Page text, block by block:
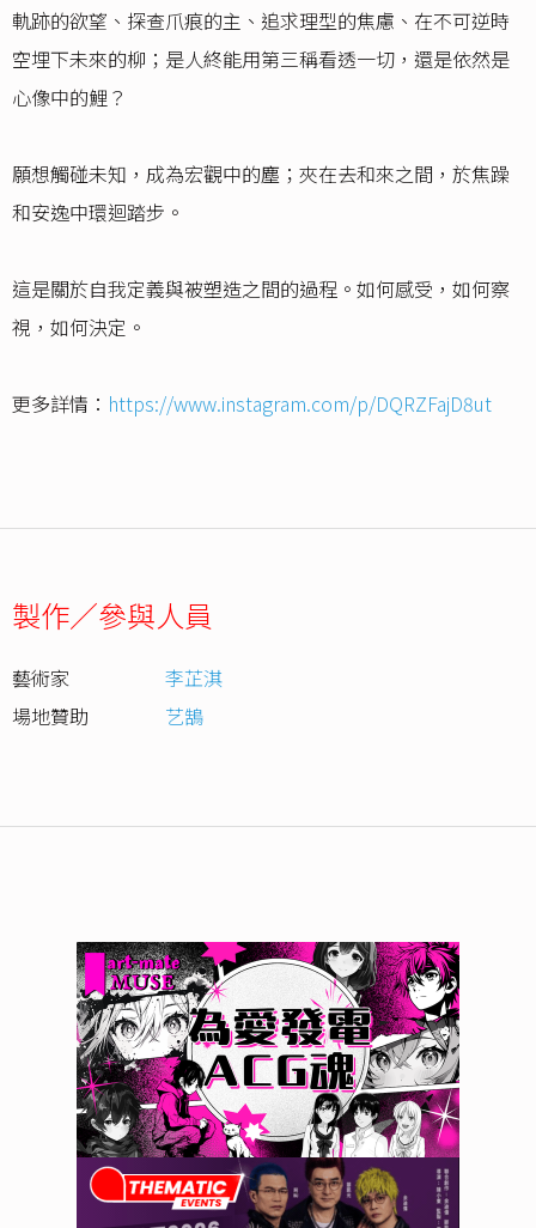
軌跡的欲望、探查爪痕的主、追求理型的焦慮、在不可逆時
空埋下未來的柳；是人終能用第三稱看透一切，還是依然是
心像中的鯉？
願想觸碰未知，成為宏觀中的塵；夾在去和來之間，於焦躁
和安逸中環迴踏步。
這是關於自我定義與被塑造之間的過程。如何感受，如何察
視，如何決定。
更多詳情： https://www.instagram.com/p/DQRZFajD8ut
製作／參與人員
藝術家
李芷淇
場地贊助
艺鵠